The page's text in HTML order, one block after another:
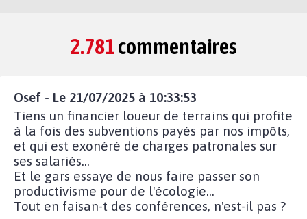
2.781commentaires
Osef - Le 21/07/2025 à 10:33:53
Tiens un financier loueur de terrains qui profite
à la fois des subventions payés par nos impôts,
et qui est exonéré de charges patronales sur
ses salariés...
Et le gars essaye de nous faire passer son
productivisme pour de l'écologie...
Tout en faisan-t des conférences, n'est-il pas ?